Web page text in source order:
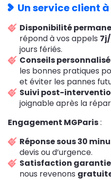
Un service client
Disponibilité
répond à vos appels
jours fériés.
Conseils
les bonnes pratiques
et éviter les pannes
Suivi post-
joignable après la
Engagement MGParis:
Réponse sous 30
devis ou d’urgence.
Satisfaction garantie
nous revenons